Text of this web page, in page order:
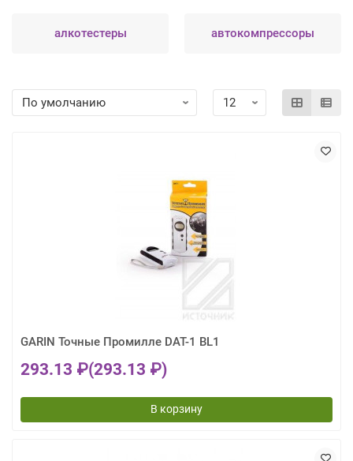
алкотестеры автокомпрессоры
GARIN Точные Промилле DAT-1 BL1
293.13 ₽(293.13 ₽)
В корзину